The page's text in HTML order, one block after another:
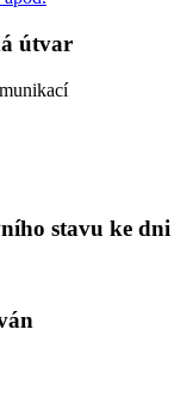
útvar
stavu ke dni